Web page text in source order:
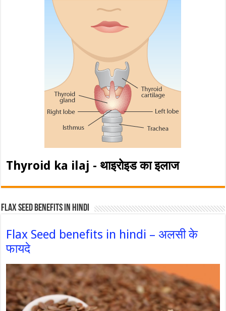
Thyroid ka ilaj - थाइरोइड का इलाज
Flax Seed Benefits in hindi
Flax Seed benefits in hindi – अलसी के
फायदे